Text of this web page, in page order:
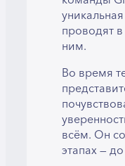
проводят
ним.
Во время
всём. Он
этапах —